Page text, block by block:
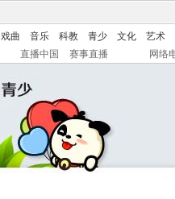
戏曲 音乐 科教 青少 文化
艺术
直播中国 赛事直播 网络